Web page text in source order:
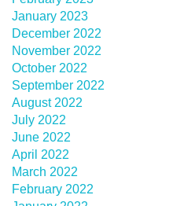
January 2023
December 2022
November 2022
October 2022
September 2022
August 2022
July 2022
June 2022
April 2022
March 2022
February 2022